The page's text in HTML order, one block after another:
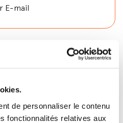
de personnaliser le contenu
fonctionnalités relatives aux
E-mail